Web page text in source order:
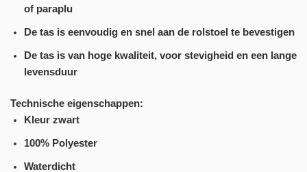
of paraplu
De tas is eenvoudig en snel aan de rolstoel te bevestigen
De tas is van hoge kwaliteit, voor stevigheid en een lange
levensduur
Technische eigenschappen:
Kleur zwart
100% Polyester
Waterdicht